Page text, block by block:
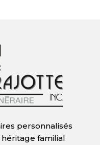
personnalisés
familial